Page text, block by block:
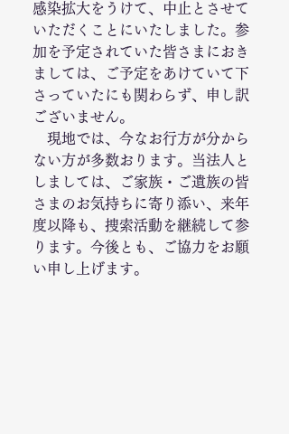
感染拡大をうけて、中止とさせて
いただくことにいたしました。参
加を予定されていた皆さまにおき
ましては、ご予定をあけていて下
さっていたにも関わらず、申し訳
ございません。
現地では、今なお行方が分から
ない方が多数おります。当法人と
しましては、ご家族・ご遺族の皆
さまのお気持ちに寄り添い、来年
度以降も、捜索活動を継続して参
ります。今後とも、ご協力をお願
い申し上げます。